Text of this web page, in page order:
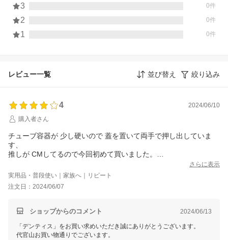
3 0件
2 0件
1 0件
レビュー一覧 並び替え 絞り込み
4
2024/06/10
購入者さん
チューブ容器が 少し硬いので 蓋を置いて両手で押し出していま
す、
推しが CMしてるので今回初めて買いました。
さらに表示
実用品・普段使い｜家族へ｜リピート
注文日：2024/06/07
ショップからのコメント 2024/06/13
「デンティス」をお買い求めいただき誠にありがとうございます。
代官山お買い物通りでございます。